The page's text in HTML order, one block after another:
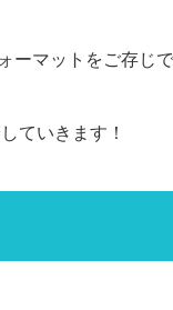
ーマットをご存
ていきます！